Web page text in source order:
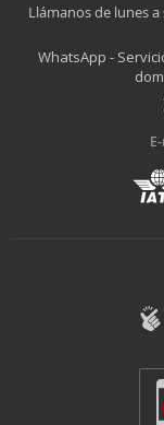
Llámanos de lunes
WhatsApp -